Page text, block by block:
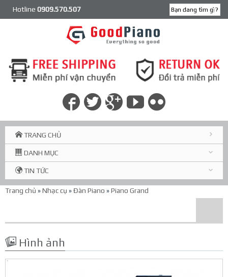
Hotline 0909.570.507
TRANG CHỦ
DANH MỤC
TIN TỨC
Trang chủ »Nhạc cụ »Đàn Piano »Piano Grand
Hình ảnh